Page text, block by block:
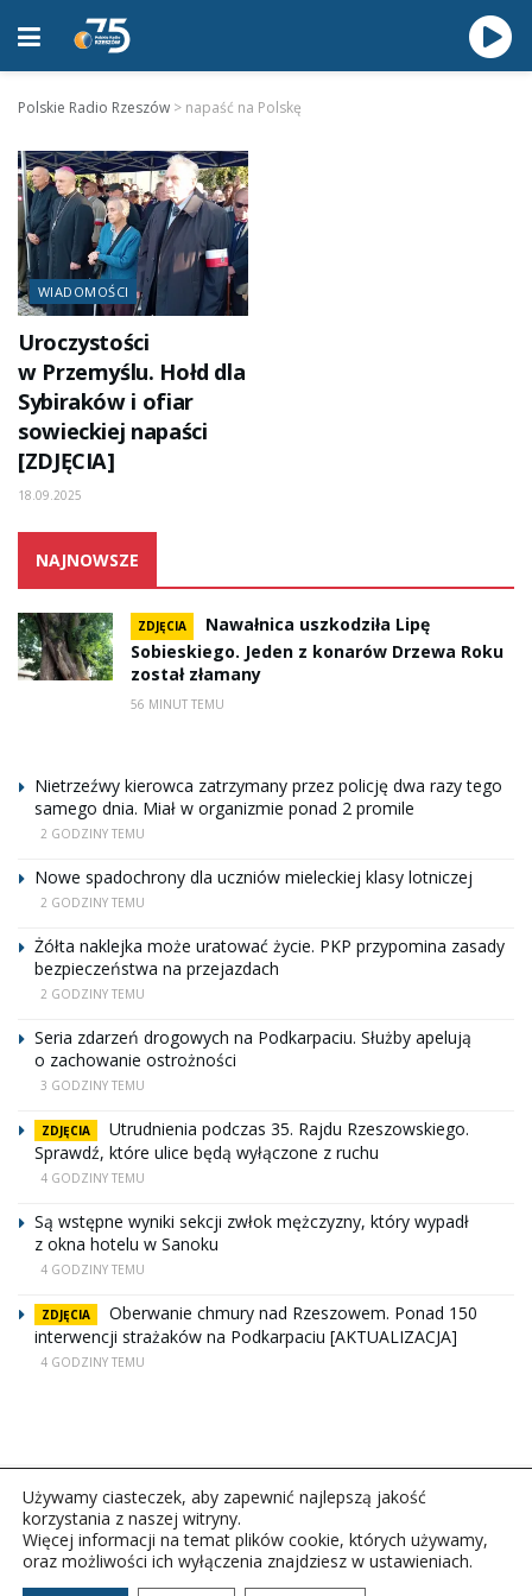
Polskie Radio Rzeszów > napaść na Polskę
WIADOMOŚCI
Uroczystości
w Przemyślu. Hołd dla
Sybiraków i ofiar
sowieckiej napaści
[ZDJĘCIA]
18.09.2025
NAJNOWSZE
ZDJĘCIA
Nawałnica uszkodziła Lipę
Sobieskiego. Jeden z konarów Drzewa Roku
został złamany
56 MINUT TEMU
Nietrzeźwy kierowca zatrzymany przez policję dwa razy tego
samego dnia. Miał w organizmie ponad 2 promile
2 GODZINY TEMU
Nowe spadochrony dla uczniów mieleckiej klasy lotniczej
2 GODZINY TEMU
Żółta naklejka może uratować życie. PKP przypomina zasady
bezpieczeństwa na przejazdach
2 GODZINY TEMU
Seria zdarzeń drogowych na Podkarpaciu. Służby apelują
o zachowanie ostrożności
3 GODZINY TEMU
ZDJĘCIA
Utrudnienia podczas 35. Rajdu Rzeszowskiego.
Sprawdź, które ulice będą wyłączone z ruchu
4 GODZINY TEMU
Są wstępne wyniki sekcji zwłok mężczyzny, który wypadł
z okna hotelu w Sanoku
4 GODZINY TEMU
ZDJĘCIA
Oberwanie chmury nad Rzeszowem. Ponad 150
interwencji strażaków na Podkarpaciu [AKTUALIZACJA]
4 GODZINY TEMU
Copyright © 2026Polskie Radio Rzeszów S.A. w likwidacj.
Używamy ciasteczek, aby zapewnić najlepszą jakość
korzystania z naszej witryny.
Więcej informacji na temat plików cookie, których używamy,
oraz możliwości ich wyłączenia znajdziesz w ustawieniach.